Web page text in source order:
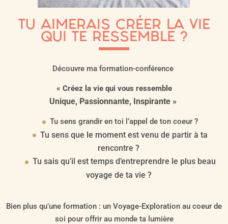
TU AIMERAIS CRÉER LA VIE
QUI TE RESSEMBLE ?
Découvre ma formation-conférence
« Créez la vie qui vous ressemble
Unique, Passionnante, Inspirante »
Tu sens grandir en toi l’appel de ton coeur ?
Tu sens que le moment est venu de partir à ta
rencontre ?
Tu sais qu’il est temps d’entreprendre le plus beau
voyage de ta vie ?
Bien plus qu’une formation : un Voyage-Exploration au coeur de
soi pour offrir au monde ta lumière